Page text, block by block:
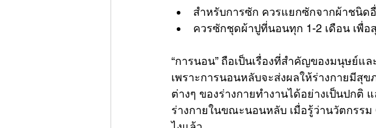
สำหรับการซัก ควรแยกซักจากผ้าชนิด
ควรซักชุดผ้าปูที่นอนทุก 1-2 เดือน เพื่
“การนอน” ถือเป็นเรื่องที่สำคัญของมนุษย์แ
เพราะการนอนหลับจะส่งผลให้ร่างกายมี
ต่างๆ ของร่างกายทำงานได้อย่างเป็นปกติ
ร่างกายในขณะนอนหลับ เมื่อรู้ว่านวัตกรร